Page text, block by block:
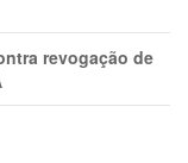
revogação de